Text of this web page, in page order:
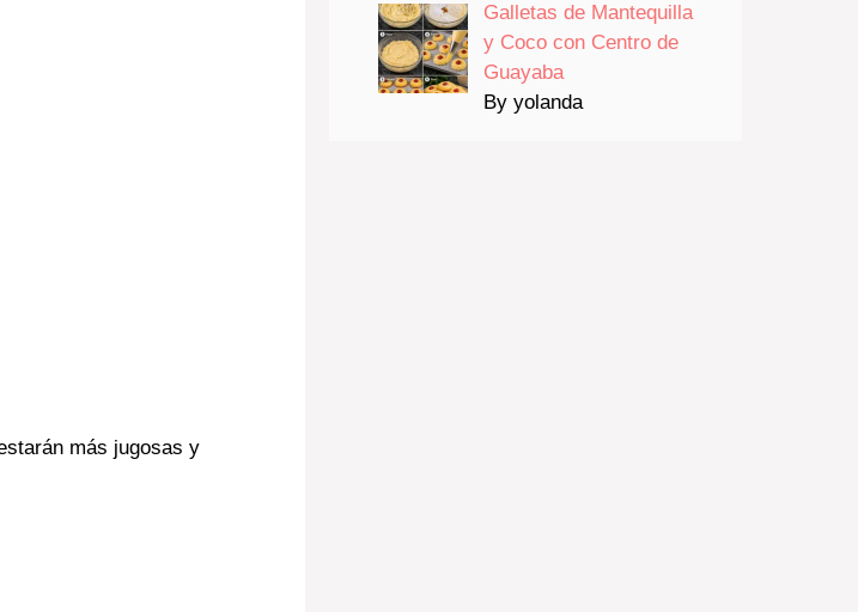
más jugosas y
Galletas de Mantequilla
y Coco con Centro de
Guayaba
By yolanda